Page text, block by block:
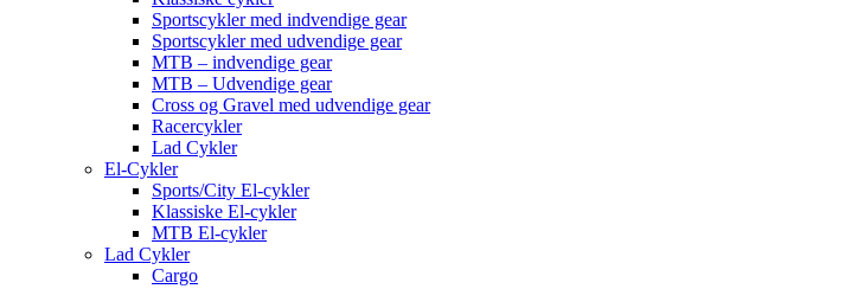
Sportscykler med indvendige gear
Sportscykler med udvendige gear
MTB – indvendige gear
MTB – Udvendige gear
Cross og Gravel med udvendige gear
Racercykler
Lad Cykler
El-Cykler
Sports/City El-cykler
Klassiske El-cykler
MTB El-cykler
Lad Cykler
Cargo